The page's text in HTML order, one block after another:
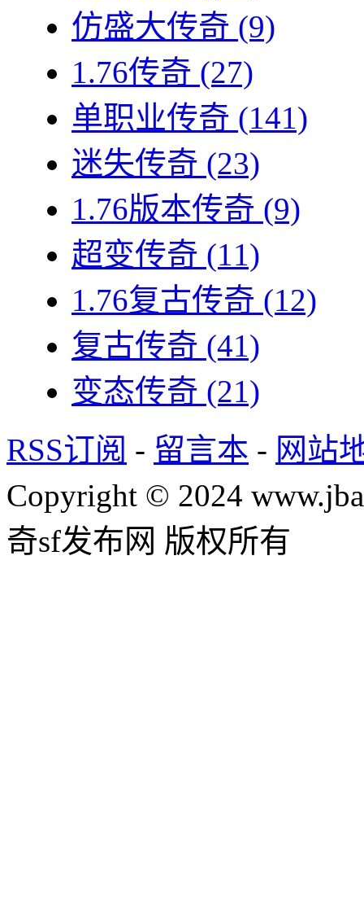
仿盛大传奇 (9)
1.76传奇 (27)
单职业传奇 (141)
迷失传奇 (23)
1.76版本传奇 (9)
超变传奇 (11)
1.76复古传奇 (12)
复古传奇 (41)
变态传奇 (21)
RSS订阅 - 留言本 - 网站
Copyright © 2024
奇sf发布网 版权所有